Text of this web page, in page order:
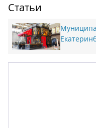
Статьи